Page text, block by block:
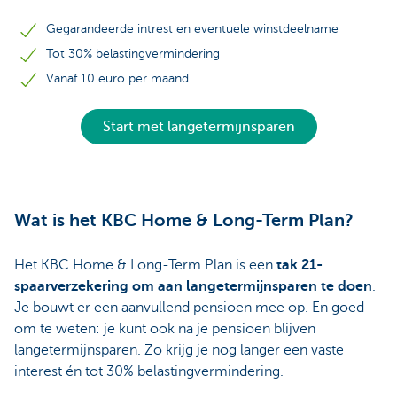
Gegarandeerde intrest en eventuele winstdeelname
Tot 30% belastingvermindering
Vanaf 10 euro per maand
Start met langetermijnsparen
Wat is het KBC Home & Long-Term Plan?
Het KBC Home & Long-Term Plan is een tak 21-
spaarverzekering om aan langetermijnsparen te doen.
Je bouwt er een aanvullend pensioen mee op. En goed
om te weten: je kunt ook na je pensioen blijven
langetermijnsparen. Zo krijg je nog langer een vaste
interest én tot 30% belastingvermindering.